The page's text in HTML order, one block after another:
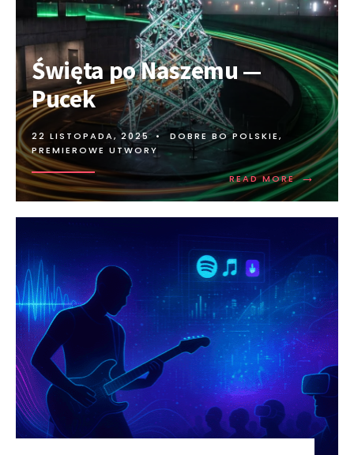
Święta po Naszemu —
Pucek
22 LISTOPADA, 2025 • DOBRE BO POLSKIE,
PREMIEROWE UTWORY
READ MORE →